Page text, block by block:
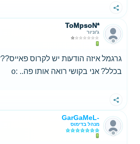
שתף
ToMpsoN*
ג'וניור
גרגמל איזה הודעות יש לקרוס
בכלל? אני בקושי רואה אותו פה.. :o
שתף
GarGaMeL-
מנהל בדימוס